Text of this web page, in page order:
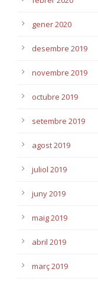
gener 2020
desembre 2019
novembre 2019
octubre 2019
setembre 2019
agost 2019
juliol 2019
juny 2019
maig 2019
abril 2019
març 2019